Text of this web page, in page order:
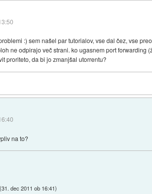
:) sem našel par tutorialov, vse dal čez, vse
ne odpirajo več strani. ko ugasnem port forwarding
proriteto, da bi jo zmanjšal utorrentu?
na to?
(31. dec 2011 ob 16:41)